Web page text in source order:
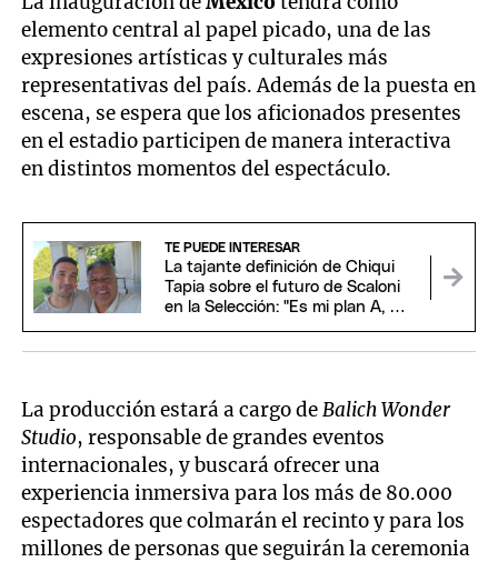
elemento central al papel picado, una de las
expresiones artísticas y culturales más
representativas del país. Además de la puesta en
escena, se espera que los aficionados presentes
en el estadio participen de manera interactiva
en distintos momentos del espectáculo.
TE PUEDE INTERESAR
La tajante definición de Chiqui
Tapia sobre el futuro de Scaloni
en la Selección: "Es mi plan A, B y
La producción estará a cargo deBalich Wonder
Studio, responsable de grandes eventos
internacionales, y buscará ofrecer una
experiencia inmersiva para los más de 80.000
espectadores que colmarán el recinto y para los
millones de personas que seguirán la ceremonia